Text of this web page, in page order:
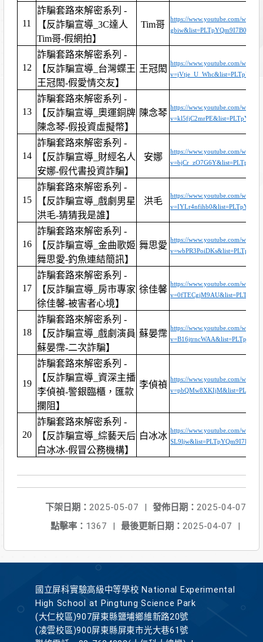
11
詐騙套路來解密系列 -
【反詐騙宣導_3C達人
Tim哥-假網拍】
Tim哥
https://www.youtube.com/
12
詐騙套路來解密系列 -
【反詐騙宣導_台灣蝶王
王冠閎-假愛情交友】
王冠閎
https://www.youtube.com/watch?
13
詐騙套路來解密系列 -
【反詐騙宣導_奧運銅牌
陳念琴-假投資虛擬幣】
陳念琴
https://www.youtube.com/watch?
14
詐騙套路來解密系列 -
【反詐騙宣導_財經名人
安娜-假代書投資詐騙】
安娜
https://www.youtube.com/watch?
15
詐騙套路來解密系列 -
【反詐騙宣導_戲劇男星
洪毛-猜猜我是誰】
洪毛
https://www.youtube.com/watch?
16
詐騙套路來解密系列 -
【反詐騙宣導_金曲歌姬
舞思愛-釣魚連結簡訊】
舞思愛
https://www.youtube.com/watch?
17
詐騙套路來解密系列 -
【反詐騙宣導_房市專家
徐佳馨-被害者心境】
徐佳馨
https://www.youtube.com/watch?
18
詐騙套路來解密系列 -
【反詐騙宣導_戲劇演員
蘇晏霈-二次詐騙】
蘇晏霈
https://www.youtube.com/watch?
19
詐騙套路來解密系列 -
【反詐騙宣導_資深主播
李偵禎-警銀臨櫃，匯款
攔阻】
李偵禎
https://www.youtube.com/watch?
20
詐騙套路來解密系列 -
【反詐騙宣導_綜藝天后
白冰冰-假冒公務機構】
白冰冰
https://www.youtube.com/
發佈日期： 2025-04-07
下架日期： 2025-05-07
|
最後更新日期： 2025-04-07 |
點擊率： 1367 |
國立屏科實驗高級中等學校 National Experimental
High School at Pingtung Science Park
(大仁校區)907屏東縣鹽埔鄉維新路20號
(凌雲校區)900屏東縣屏東市光大巷61號